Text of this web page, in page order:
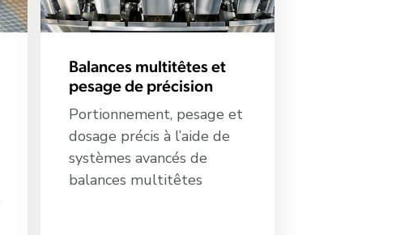
Balances multitêtes et
pesage de précision
Portionnement, pesage et
dosage précis à l’aide de
systèmes avancés de
balances multitêtes